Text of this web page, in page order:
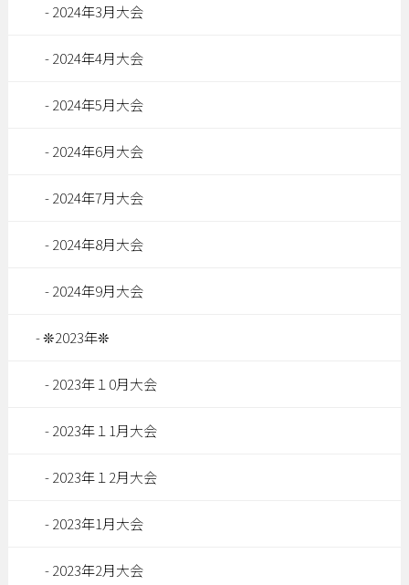
2024年3月大会
2024年4月大会
2024年5月大会
2024年6月大会
2024年7月大会
2024年8月大会
2024年9月大会
❊2023年❊
2023年１0月大会
2023年１1月大会
2023年１2月大会
2023年1月大会
2023年2月大会